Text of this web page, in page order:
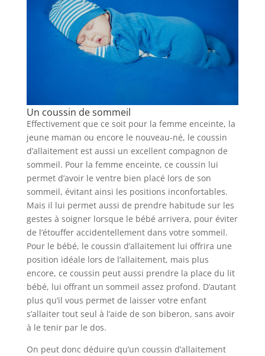
Un coussin de sommeil
Effectivement que ce soit pour la femme enceinte, la
jeune maman ou encore le nouveau-né, le coussin
d’allaitement est aussi un excellent compagnon de
sommeil. Pour la femme enceinte, ce coussin lui
permet d’avoir le ventre bien placé lors de son
sommeil, évitant ainsi les positions inconfortables.
Mais il lui permet aussi de prendre habitude sur les
gestes à soigner lorsque le bébé arrivera, pour éviter
de l’étouffer accidentellement dans votre sommeil.
Pour le bébé, le coussin d’allaitement lui offrira une
position idéale lors de l’allaitement, mais plus
encore, ce coussin peut aussi prendre la place du lit
bébé, lui offrant un sommeil assez profond. D’autant
plus qu’il vous permet de laisser votre enfant
s’allaiter tout seul à l’aide de son biberon, sans avoir
à le tenir par le dos.
On peut donc déduire qu’un coussin d’allaitement